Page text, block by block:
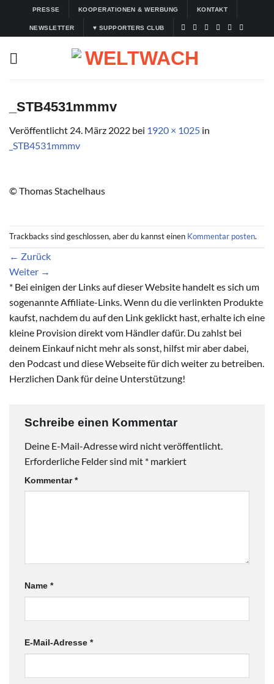
springen
PRESSE KOOPERATIONEN & WERBUNG KONTAKT
NEWSLETTER ♥ SUPPORTERS CLUB
_STB4531mmmv
Veröffentlicht 24. März 2022 bei 1920 × 1025 in
_STB4531mmmv
© Thomas Stachelhaus
Trackbacks sind geschlossen, aber du kannst einen Kommentar posten.
← Zurück
Weiter →
* Bei einigen der Links auf dieser Website handelt es sich um
sogenannte Affiliate-Links. Wenn du die verlinkten Produkte
kaufst, nachdem du auf den Link geklickt hast, erhalte ich eine
kleine Provision direkt vom Händler dafür. Du zahlst bei
deinem Einkauf nicht mehr als sonst, hilfst mir aber dabei,
den Podcast und diese Webseite für dich weiter zu betreiben.
Herzlichen Dank für deine Unterstützung!
Schreibe einen Kommentar
Deine E-Mail-Adresse wird nicht veröffentlicht.
Erforderliche Felder sind mit * markiert
Kommentar*
Name *
E-Mail-Adresse *